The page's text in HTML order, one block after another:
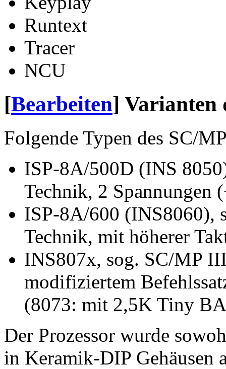
Runtext
Tracer
NCU
[Bearbeiten] Varianten
Folgende Typen des SC/
ISP-8A/500D (INS
Technik, 2 Spannungen
ISP-8A/600 (INS8060),
Technik, mit höherer
INS807x, sog. SC/MP
modifiziertem
(8073: mit 2,5K Tiny
Der Prozessor wurde
in Keramik-DIP Gehäusen